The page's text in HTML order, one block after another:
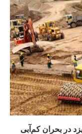
در بحران کم‌آبی